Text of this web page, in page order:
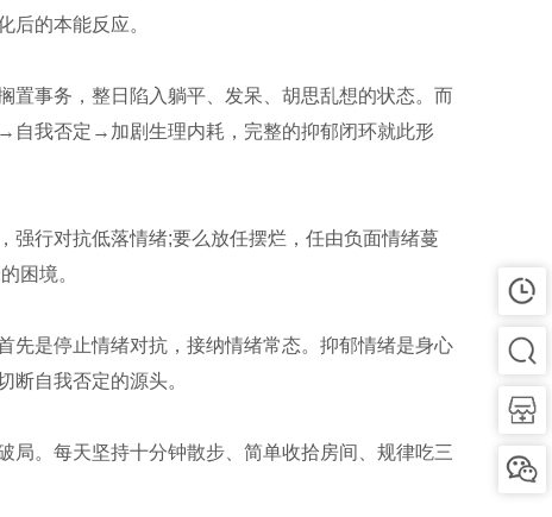
后的本能反应。
置事务，整日陷入躺平、发呆、胡思乱想的状态。而
我否定→加剧生理内耗，完整的抑郁闭环就此形
强行对抗低落情绪;要么放任摆烂，任由负面情绪蔓
困境。
先是停止情绪对抗，接纳情绪常态。抑郁情绪是身心
自我否定的源头。
局。每天坚持十分钟散步、简单收拾房间、规律吃三